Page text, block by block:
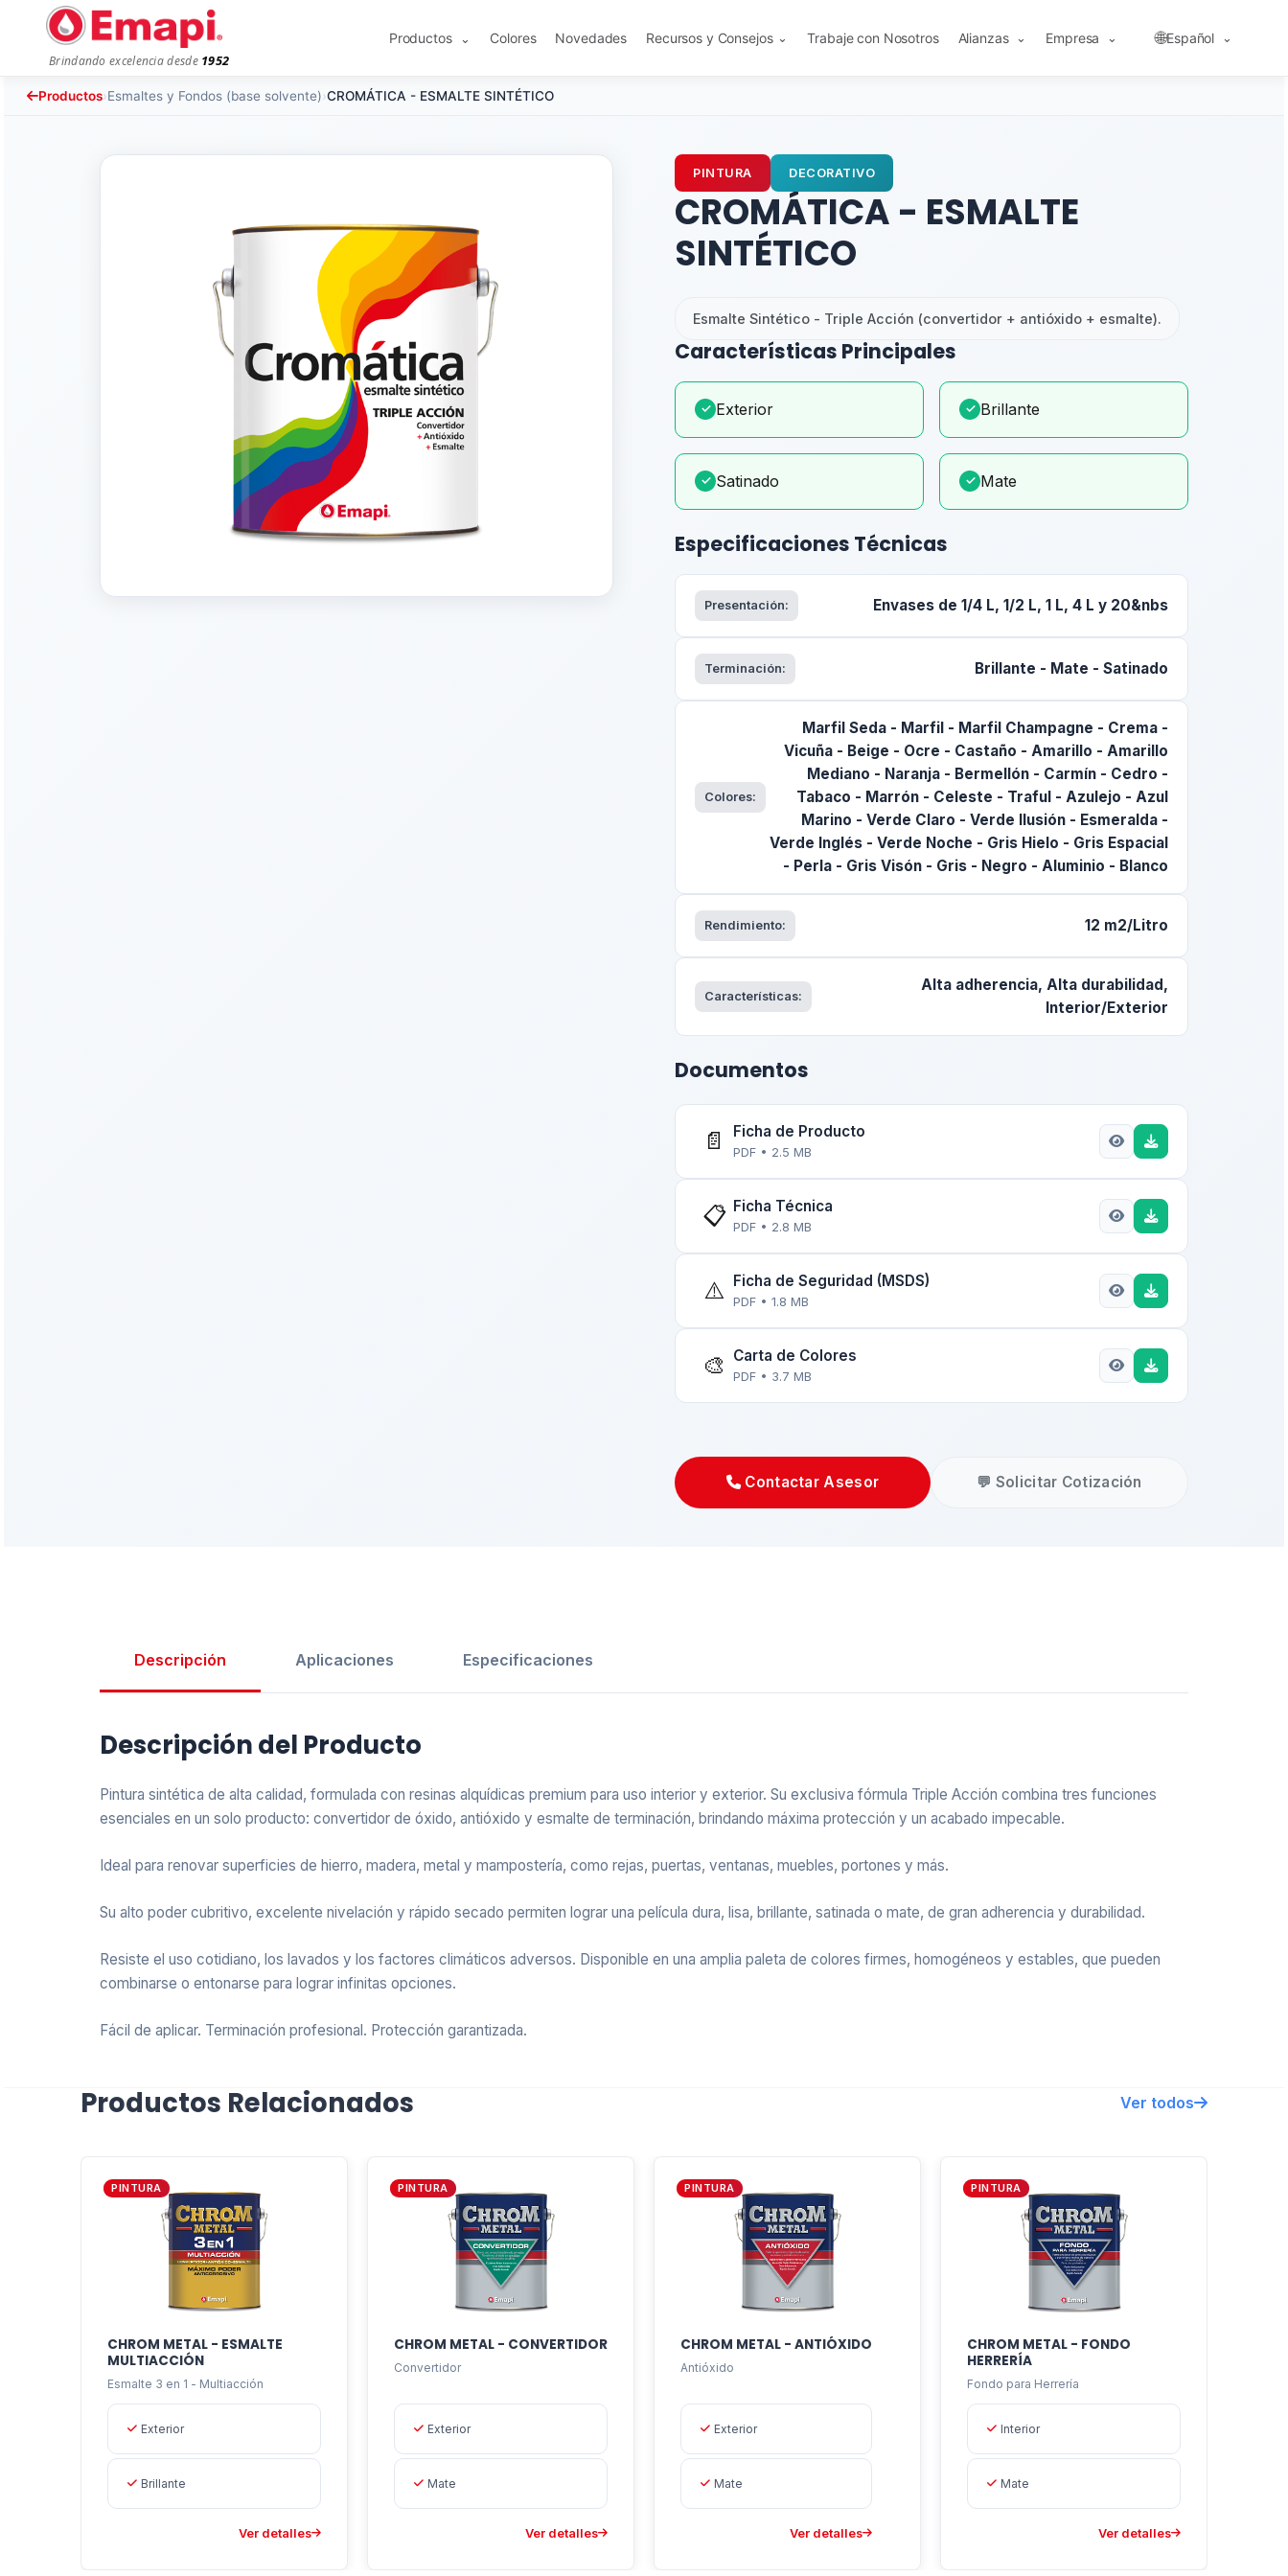
Brindando excelencia desde 1952
Productos ⌄ Colores Novedades Recursos y Consejos ⌄ Trabaje con Nosotros Alianzas ⌄ Empresa ⌄ 🌐Español ⌄
Productos›Esmaltes y Fondos (base solvente)›CROMÁTICA - ESMALTE SINTÉTICO
PINTURA DECORATIVO
CROMÁTICA - ESMALTE
SINTÉTICO
Esmalte Sintético - Triple Acción (convertidor + antióxido + esmalte).
Características Principales
✓ Exterior ✓ Brillante
✓ Satinado ✓ Mate
Especificaciones Técnicas
Presentación: Envases de 1/4 L, 1/2 L, 1 L, 4 L y 20&nbs
Terminación: Brillante - Mate - Satinado
Colores:
Marfil Seda - Marfil - Marfil Champagne - Crema -
Vicuña - Beige - Ocre - Castaño - Amarillo - Amarillo
Mediano - Naranja - Bermellón - Carmín - Cedro -
Tabaco - Marrón - Celeste - Traful - Azulejo - Azul
Marino - Verde Claro - Verde Ilusión - Esmeralda -
Verde Inglés - Verde Noche - Gris Hielo - Gris Espacial
- Perla - Gris Visón - Gris - Negro - Aluminio - Blanco
Rendimiento: 12 m2/Litro
Características:
Alta adherencia, Alta durabilidad,
Interior/Exterior
Documentos
📄 Ficha de Producto
PDF • 2.5 MB
📋 Ficha Técnica
PDF • 2.8 MB
⚠️ Ficha de Seguridad (MSDS)
PDF • 1.8 MB
🎨 Carta de Colores
PDF • 3.7 MB
Contactar Asesor 💬 Solicitar Cotización
Descripción Aplicaciones Especificaciones
Descripción del Producto
Pintura sintética de alta calidad, formulada con resinas alquídicas premium para uso interior y exterior. Su exclusiva fórmula Triple Acción combina tres funciones
esenciales en un solo producto: convertidor de óxido, antióxido y esmalte de terminación, brindando máxima protección y un acabado impecable.
Ideal para renovar superficies de hierro, madera, metal y mampostería, como rejas, puertas, ventanas, muebles, portones y más.
Su alto poder cubritivo, excelente nivelación y rápido secado permiten lograr una película dura, lisa, brillante, satinada o mate, de gran adherencia y durabilidad.
Resiste el uso cotidiano, los lavados y los factores climáticos adversos. Disponible en una amplia paleta de colores firmes, homogéneos y estables, que pueden
combinarse o entonarse para lograr infinitas opciones.
Fácil de aplicar. Terminación profesional. Protección garantizada.
Productos Relacionados Ver todos
PINTURA
CHROM METAL - ESMALTE
MULTIACCIÓN
Esmalte 3 en 1 - Multiacción
Exterior
Brillante
Ver detalles
PINTURA
CHROM METAL - CONVERTIDOR
Convertidor
Exterior
Mate
Ver detalles
PINTURA
CHROM METAL - ANTIÓXIDO
Antióxido
Exterior
Mate
Ver detalles
PINTURA
CHROM METAL - FONDO
HERRERÍA
Fondo para Herrería
Interior
Mate
Ver detalles